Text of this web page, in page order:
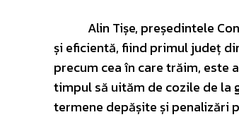
Alin Tișe, președintele
și eficientă, fiind primul județ
precum cea în care trăim, este
timpul să uităm de cozile de
termene depășite și penalizări